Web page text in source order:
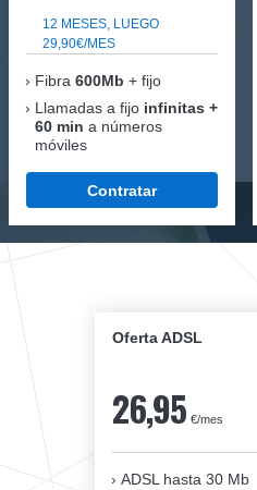
12 MESES, LUEGO
29,90€/MES
Fibra 600Mb + fijo
Llamadas a fijo infinitas +
60 min a números
móviles
Contratar
Oferta ADSL
26,95 €/mes
ADSL hasta 30 Mb